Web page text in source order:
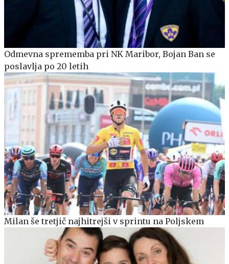
Odmevna sprememba pri NK Maribor, Bojan Ban se
poslavlja po 20 letih
Milan še tretjič najhitrejši v sprintu na Poljskem